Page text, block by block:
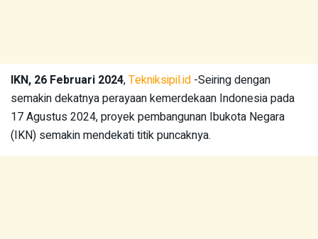
IKN, 26 Februari 2024,Tekniksipil.id -Seiring dengan
semakin dekatnya perayaan kemerdekaan Indonesia pada
17 Agustus 2024, proyek pembangunan Ibukota Negara
(IKN) semakin mendekati titik puncaknya.